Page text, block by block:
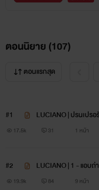
ตอนนิยาย (107)
ตอนแรกสุด
#1
LUCIANO | ปรนเปร
ารเลว
17.5k 31 1 หน้า
#2 LUCIANO | 1
19.9k 84 9 หน้า